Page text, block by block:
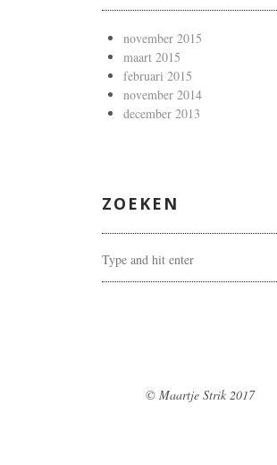
november 2015
maart 2015
februari 2015
november 2014
december 2013
ZOEKEN
© Maartje Strik 2017